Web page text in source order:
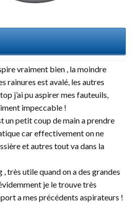
vraiment bien , la moindre
rainures est avalé, les autres
j’ai pu aspirer mes fauteuils,
impeccable !
un petit coup de main a prendre
car effectivement on ne
et autres tout va dans la
, très utile quand on a des grandes
je le trouve très
a mes précédents aspirateurs !